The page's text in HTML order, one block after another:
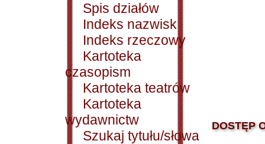
Spis działów
Indeks nazwisk
Indeks rzeczowy
Kartoteka
czasopism
Kartoteka teatrów
Kartoteka
wydawnictw
Szukaj tytułu/słowa
DOSTĘP